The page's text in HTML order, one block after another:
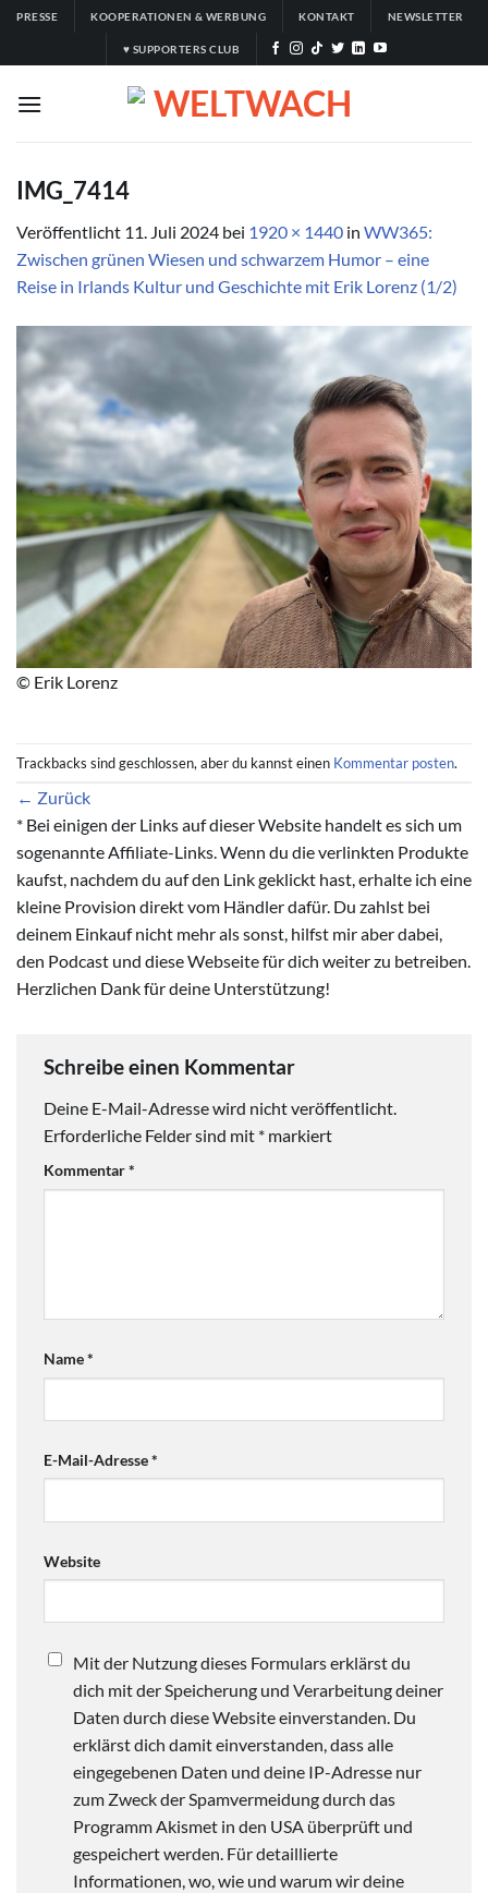
Zum
springen
PRESSE KOOPERATIONEN & WERBUNG KONTAKT NEWSLETTER
♥ SUPPORTERS CLUB
IMG_7414
Veröffentlicht 11. Juli 2024 bei 1920 × 1440 in WW365:
Zwischen grünen Wiesen und schwarzem Humor – eine
Reise in Irlands Kultur und Geschichte mit Erik Lorenz (1/2)
© Erik Lorenz
Trackbacks sind geschlossen, aber du kannst einen Kommentar posten.
← Zurück
* Bei einigen der Links auf dieser Website handelt es sich um
sogenannte Affiliate-Links. Wenn du die verlinkten Produkte
kaufst, nachdem du auf den Link geklickt hast, erhalte ich eine
kleine Provision direkt vom Händler dafür. Du zahlst bei
deinem Einkauf nicht mehr als sonst, hilfst mir aber dabei,
den Podcast und diese Webseite für dich weiter zu betreiben.
Herzlichen Dank für deine Unterstützung!
Schreibe einen Kommentar
Deine E-Mail-Adresse wird nicht veröffentlicht.
Erforderliche Felder sind mit * markiert
Kommentar*
Name*
E-Mail-Adresse*
Website
Mit der Nutzung dieses Formulars erklärst du
dich mit der Speicherung und Verarbeitung deiner
Daten durch diese Website einverstanden. Du
erklärst dich damit einverstanden, dass alle
eingegebenen Daten und deine IP-Adresse nur
zum Zweck der Spamvermeidung durch das
Programm Akismet in den USA überprüft und
gespeichert werden. Für detaillierte
Informationen, wo, wie und warum wir deine